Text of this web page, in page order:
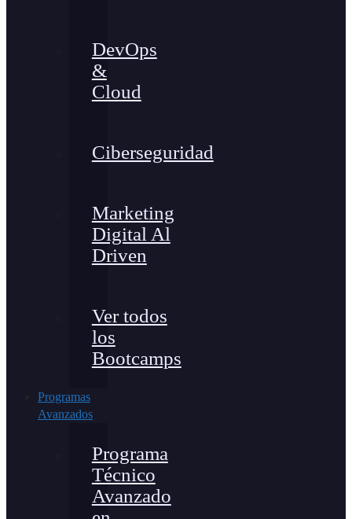
DevOps
&
Cloud
Ciberseguridad
Marketing
Digital Al
Driven
Ver todos
los
Bootcamps
Programas
Avanzados
Programa
Técnico
Avanzado